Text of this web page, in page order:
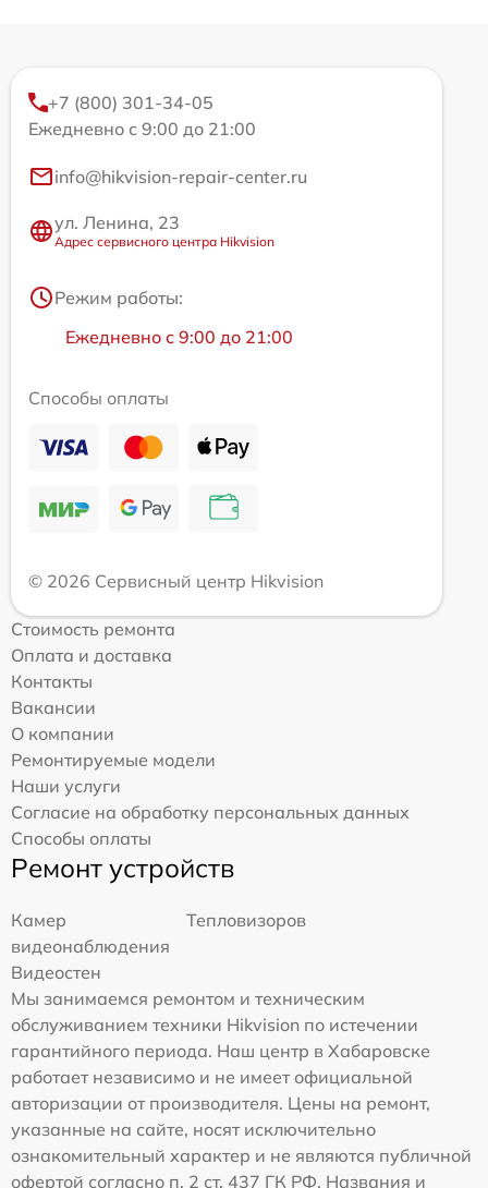
+7 (800) 301-34-05
Ежедневно с 9:00 до 21:00
info@hikvision-repair-center.ru
ул. Ленина, 23
Адрес сервисного центра Hikvision
Режим работы:
Ежедневно с 9:00 до 21:00
Способы оплаты
© 2026 Сервисный центр Hikvision
Стоимость ремонта
Оплата и доставка
Контакты
Вакансии
О компании
Ремонтируемые модели
Наши услуги
Согласие на обработку персональных данных
Способы оплаты
Ремонт устройств
Камер
видеонаблюдения
Тепловизоров
Видеостен
Мы занимаемся ремонтом и техническим
обслуживанием техники Hikvision по истечении
гарантийного периода. Наш центр в Хабаровске
работает независимо и не имеет официальной
авторизации от производителя. Цены на ремонт,
указанные на сайте, носят исключительно
ознакомительный характер и не являются публичной
офертой согласно п. 2 ст. 437 ГК РФ. Названия и